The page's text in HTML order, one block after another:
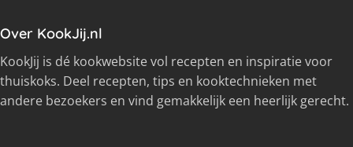
Over KookJij.nl
KookJij is dé kookwebsite vol recepten en inspiratie voor
thuiskoks. Deel recepten, tips en kooktechnieken met
andere bezoekers en vind gemakkelijk een heerlijk gerecht.